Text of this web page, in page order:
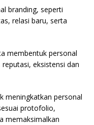
branding, seperti
relasi baru, serta
membentuk personal
eksistensi dan
meningkatkan personal
protofolio,
memaksimalkan